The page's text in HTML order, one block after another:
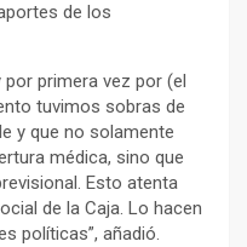
de los
primera vez por (el
tuvimos sobras de
y que no solamente
médica, sino que
Esto atenta
de la Caja. Lo hacen
políticas”, añadió.